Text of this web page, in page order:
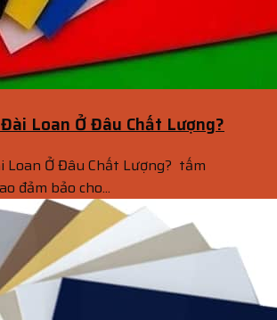
Loan Ở Đâu Chất Lượng?
Loan Ở Đâu Chất Lượng? tấm
đảm bảo cho...